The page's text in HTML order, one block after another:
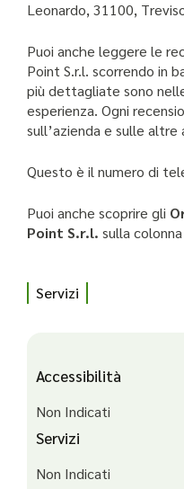
Leonardo, 31100,
Puoi anche leggere le
Point S.r.l. scorrendo in
più dettagliate sono
esperienza. Ogni
sull’azienda e sulle
Questo è il numero di
Puoi anche scoprire gli
Point S.r.l. sulla
Servizi
Accessibilità
Non Indicati
Servizi
Non Indicati